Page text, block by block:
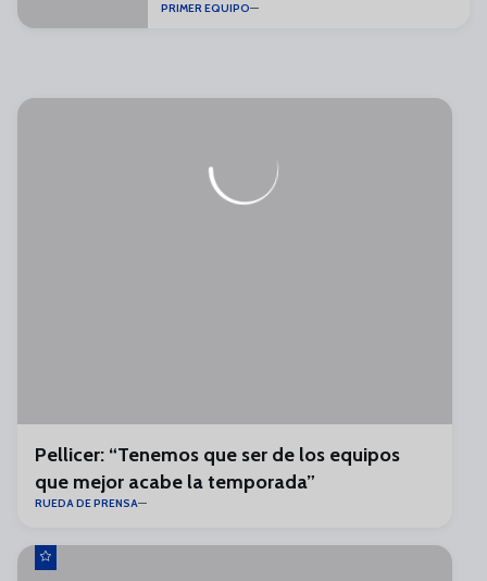
PRIMER EQUIPO
Pellicer: “Tenemos que ser de los equipos
que mejor acabe la temporada”
RUEDA DE PRENSA